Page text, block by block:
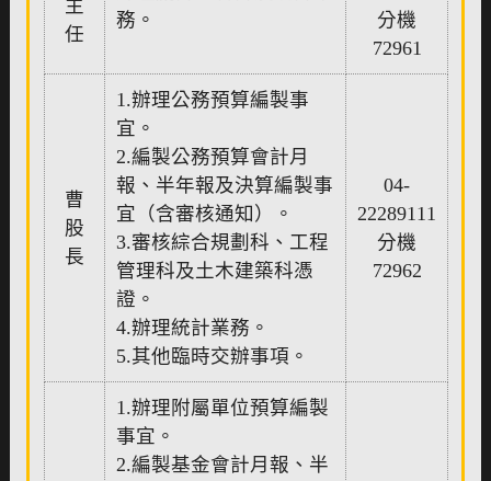
主
任
務。
分機
72961
曹
股
長
1.辦理公務預算編製事
宜。
2.編製公務預算會計月
報、半年報及決算編製事
宜（含審核通知）。
3.審核綜合規劃科、工程
管理科及土木建築科憑
證。
4.辦理統計業務。
5.其他臨時交辦事項。
04-
22289111
分機
72962
1.辦理附屬單位預算編製
事宜。
2.編製基金會計月報、半